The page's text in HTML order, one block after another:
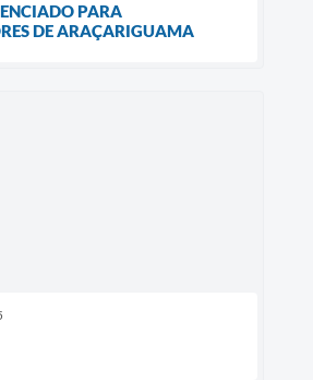
PARA
DE ARAÇARIGUAMA